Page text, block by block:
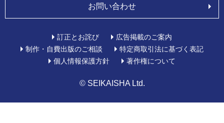
お問い合わせ
訂正とお詫び
広告掲載のご案内
制作・自費出版のご相談
特定商取引法に基づく表記
個人情報保護方針
著作権について
© SEIKAISHA Ltd.